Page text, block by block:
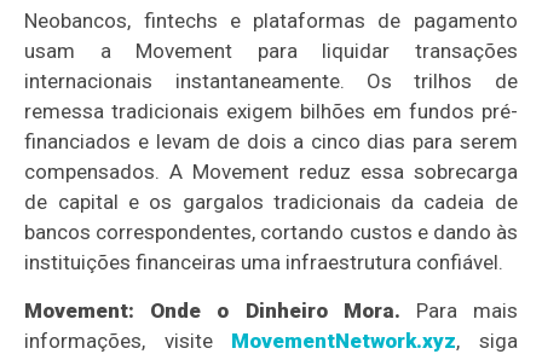
Neobancos, fintechs e plataformas de pagamento
usam a Movement para liquidar transações
internacionais instantaneamente. Os trilhos de
remessa tradicionais exigem bilhões em fundos pré-
financiados e levam de dois a cinco dias para serem
compensados. A Movement reduz essa sobrecarga
de capital e os gargalos tradicionais da cadeia de
bancos correspondentes, cortando custos e dando às
instituições financeiras uma infraestrutura confiável.
Movement: Onde o Dinheiro Mora. Para mais
informações, visite MovementNetwork.xyz, siga